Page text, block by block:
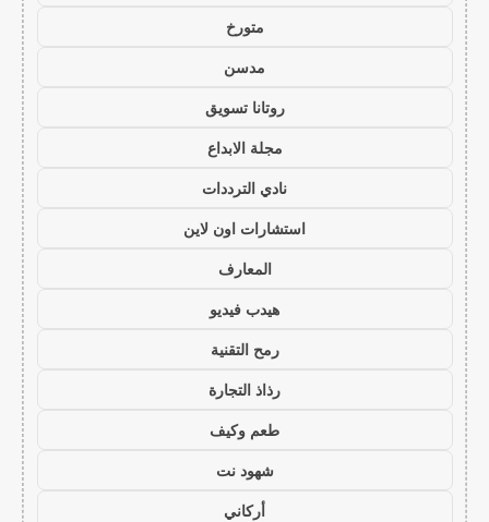
متورخ
مدسن
روتانا تسويق
مجلة الابداع
نادي الترددات
استشارات اون لاين
المعارف
هيدب فيديو
رمح التقنية
رذاذ التجارة
طعم وكيف
شهود نت
أركاني